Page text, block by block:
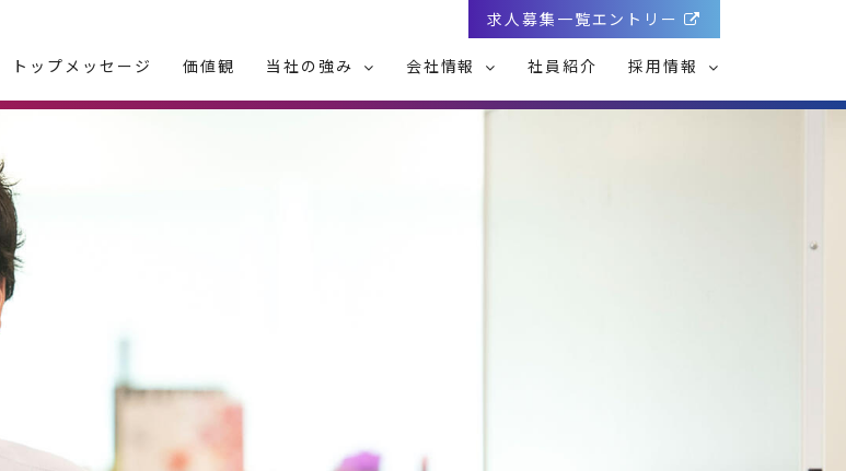
求人募集一覧エントリー
トップメッセージ 価値観 当社の強み 会社情報 社員紹介 採用情報